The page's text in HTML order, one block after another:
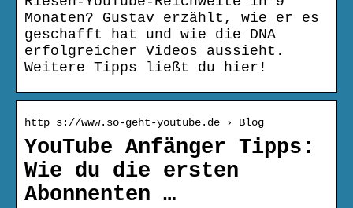
Monaten? Gustav erzählt, wie er es
geschafft hat und wie die DNA
erfolgreicher Videos aussieht.
Weitere Tipps ließt du hier!
http s://www.so-geht-youtube.de › Blog
YouTube Anfänger Tipps:
Wie du die ersten
Abonnenten …